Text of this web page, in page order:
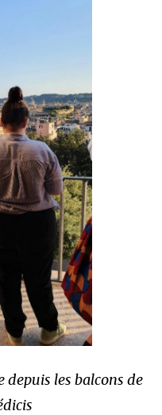
depuis les balcons de